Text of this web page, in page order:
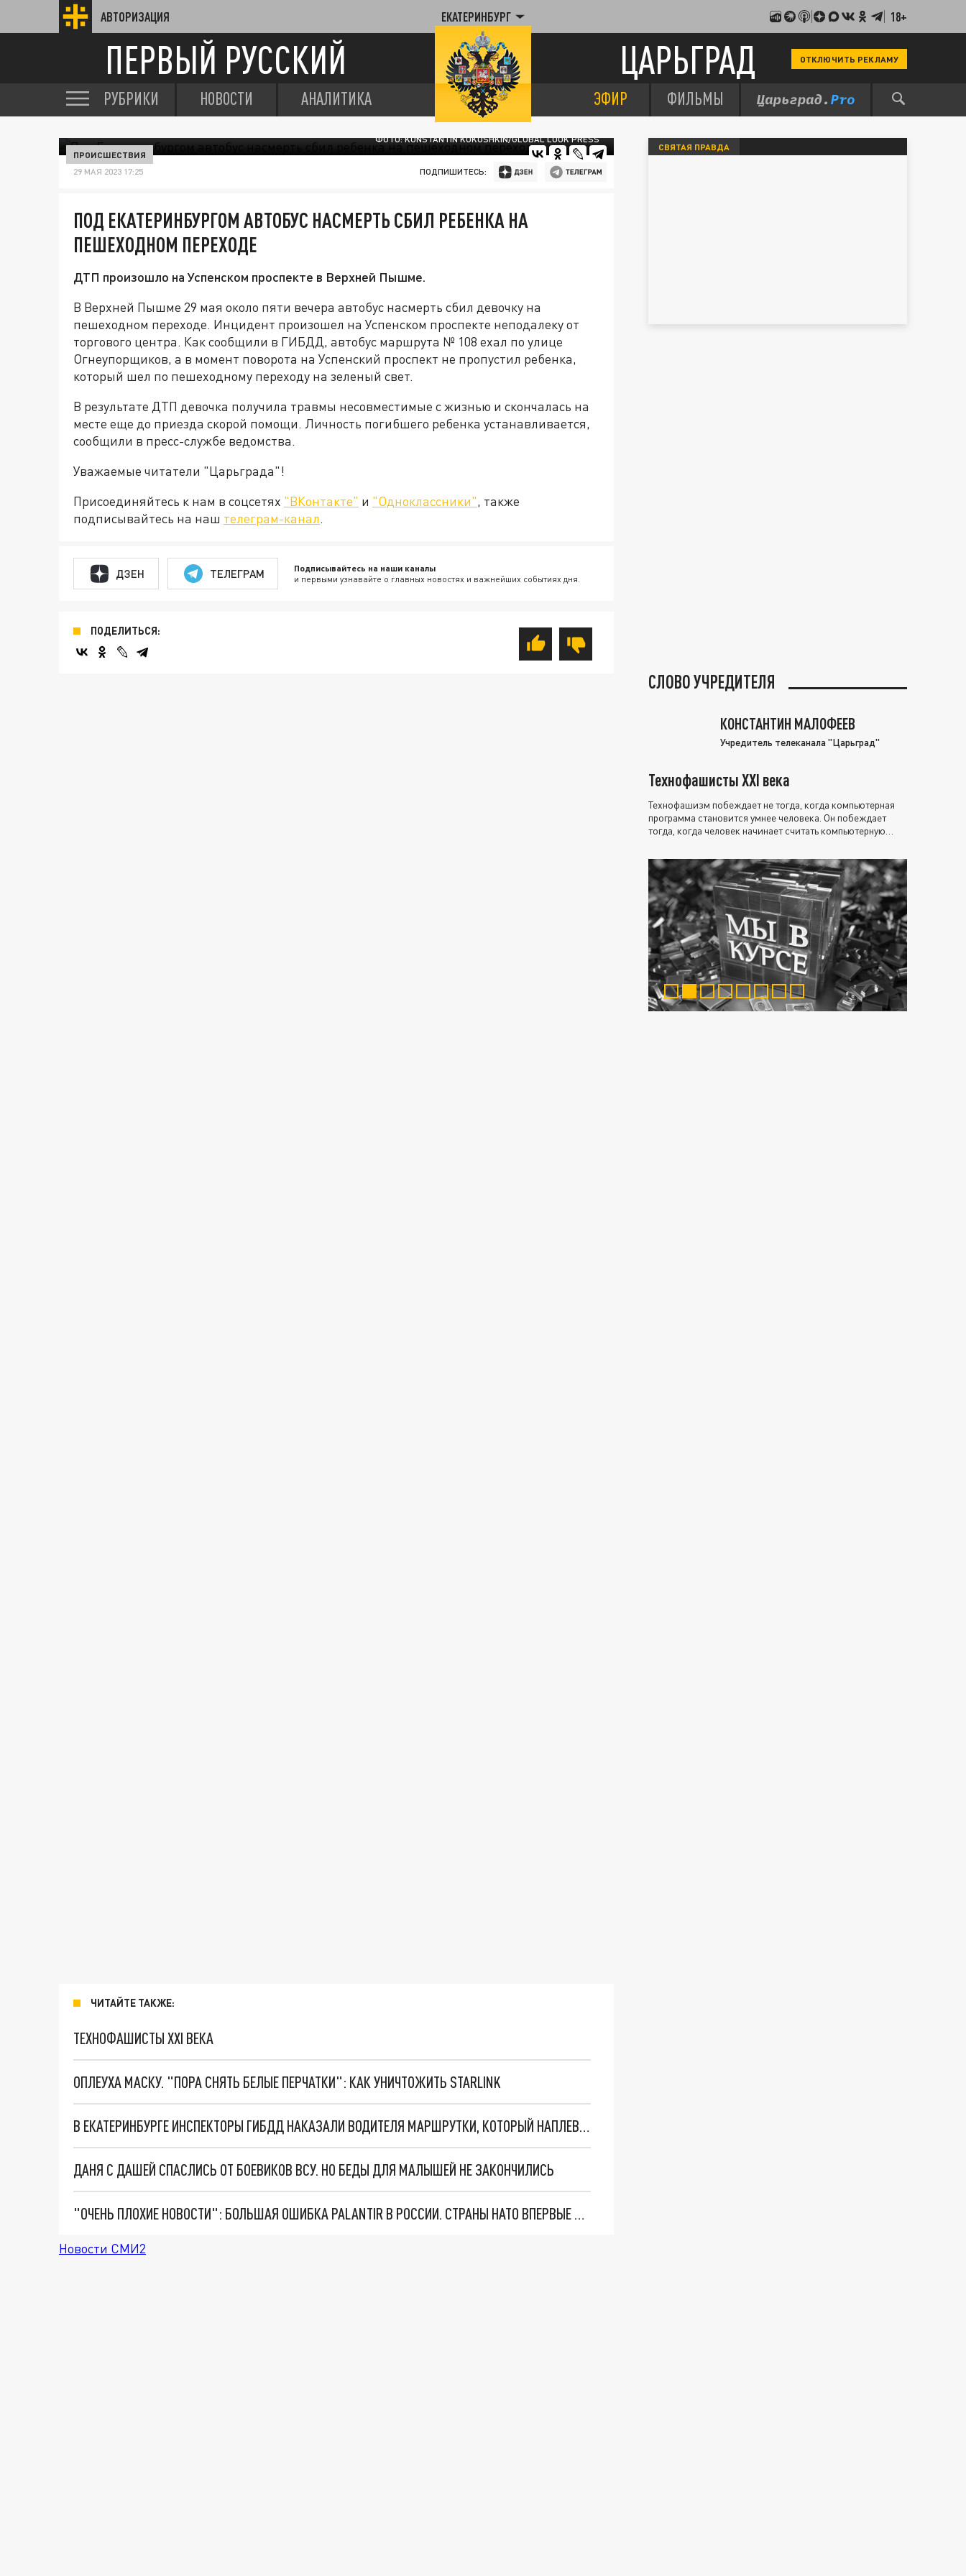
АВТОРИЗАЦИЯ ЕКАТЕРИНБУРГ 18+
ПЕРВЫЙ РУССКИЙ ЦАРЬГРАД ОТКЛЮЧИТЬ РЕКЛАМУ
РУБРИКИ НОВОСТИ АНАЛИТИКА ЭФИР ФИЛЬМЫ
ФОТО: KONSTANTIN KOKOSHKIN/GLOBAL LOOK PRESS
ПРОИСШЕСТВИЯ
29 МАЯ 2023 17:25 ПОДПИШИТЕСЬ:
ПОД ЕКАТЕРИНБУРГОМ АВТОБУС НАСМЕРТЬ СБИЛ РЕБЕНКА НА
ПЕШЕХОДНОМ ПЕРЕХОДЕ
ДТП произошло на Успенском проспекте в Верхней Пышме.
В Верхней Пышме 29 мая около пяти вечера автобус насмерть сбил девочку на
пешеходном переходе. Инцидент произошел на Успенском проспекте неподалеку от
торгового центра. Как сообщили в ГИБДД, автобус маршрута № 108 ехал по улице
Огнеупорщиков, а в момент поворота на Успенский проспект не пропустил ребенка,
который шел по пешеходному переходу на зеленый свет.
В результате ДТП девочка получила травмы несовместимые с жизнью и скончалась на
месте еще до приезда скорой помощи. Личность погибшего ребенка устанавливается,
сообщили в пресс-службе ведомства.
Уважаемые читатели "Царьграда"!
Присоединяйтесь к нам в соцсетях "ВКонтакте" и "Одноклассники", также
подписывайтесь на наш телеграм-канал.
ДЗЕН ТЕЛЕГРАМ Подписывайтесь на наши каналы
и первыми узнавайте о главных новостях и важнейших событиях дня.
ПОДЕЛИТЬСЯ:
ЧИТАЙТЕ ТАКЖЕ:
ТЕХНОФАШИСТЫ XXI ВЕКА
ОПЛЕУХА МАСКУ. "ПОРА СНЯТЬ БЕЛЫЕ ПЕРЧАТКИ": КАК УНИЧТОЖИТЬ STARLINK
В ЕКАТЕРИНБУРГЕ ИНСПЕКТОРЫ ГИБДД НАКАЗАЛИ ВОДИТЕЛЯ МАРШРУТКИ, КОТОРЫЙ НАПЛЕВАЛ НА ПДД
ДАНЯ С ДАШЕЙ СПАСЛИСЬ ОТ БОЕВИКОВ ВСУ. НО БЕДЫ ДЛЯ МАЛЫШЕЙ НЕ ЗАКОНЧИЛИСЬ
"ОЧЕНЬ ПЛОХИЕ НОВОСТИ": БОЛЬШАЯ ОШИБКА PALANTIR В РОССИИ. СТРАНЫ НАТО ВПЕРВЫЕ ЗА СВО ОСТАНОВИЛИ ПОСТАВКИ ОРУЖИЯ. ВСУ ТЕРЯЮТ ПРИГРАНИЧЬЕ?
Новости СМИ2
СВЯТАЯ ПРАВДА
СЛОВО УЧРЕДИТЕЛЯ
КОНСТАНТИН МАЛОФЕЕВ
Учредитель телеканала "Царьград"
Технофашисты XXI века
Технофашизм побеждает не тогда, когда компьютерная
программа становится умнее человека. Он побеждает
тогда, когда человек начинает считать компьютерную